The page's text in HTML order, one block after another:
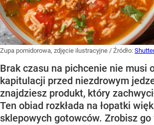
Zupa pomidorowa, zdjęcie ilustracyjne / Źródło:
Brak czasu na pichcenie nie musi
kapitulacji przed niezdrowym
znajdziesz produkt, który
Ten obiad rozkłada na łopatki
sklepowych gotowców. Zrobisz go